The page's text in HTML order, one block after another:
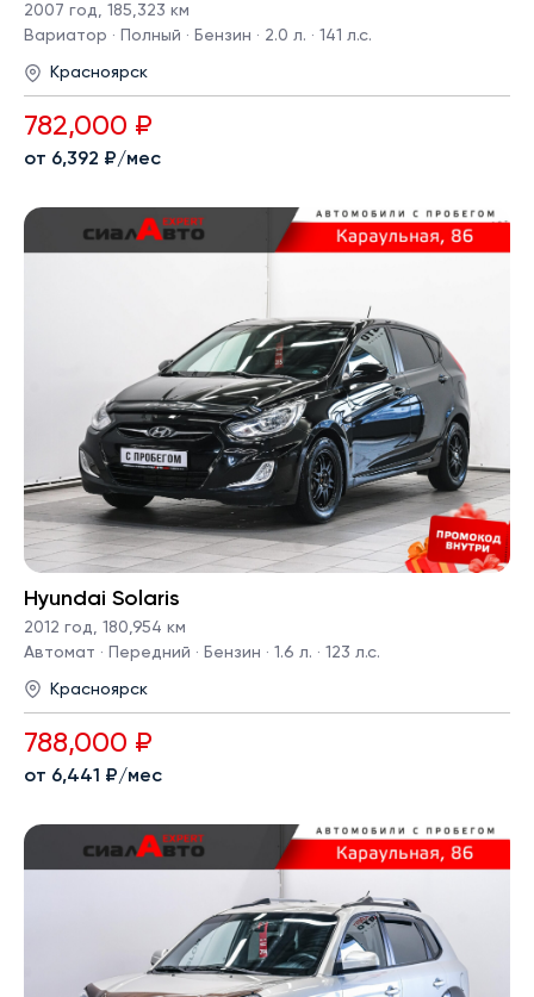
2007 год, 185,323 км
Вариатор · Полный · Бензин · 2.0 л. · 141 л.с.
Красноярск
782,000 ₽
от 6,392 ₽/мес
Hyundai Solaris
2012 год
180,954 км
Автомат · Передний · Бензин · 1.6 л. · 123 л.с.
Красноярск
788,000 ₽
от 6,441 ₽/мес